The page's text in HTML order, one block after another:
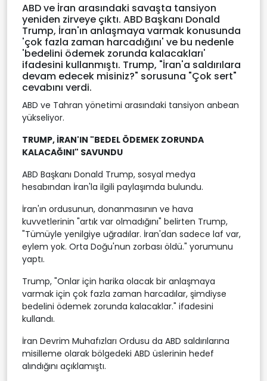
ABD ve İran arasındaki savaşta tansiyon
yeniden zirveye çıktı. ABD Başkanı Donald
Trump, İran'ın anlaşmaya varmak konusunda
'çok fazla zaman harcadığını' ve bu nedenle
'bedelini ödemek zorunda kalacakları'
ifadesini kullanmıştı. Trump, "İran'a saldırılara
devam edecek misiniz?" sorusuna "Çok sert"
cevabını verdi.
ABD ve Tahran yönetimi arasındaki tansiyon anbean
yükseliyor.
TRUMP, İRAN'IN "BEDEL ÖDEMEK ZORUNDA
KALACAĞINI" SAVUNDU
ABD Başkanı Donald Trump, sosyal medya
hesabından İran'la ilgili paylaşımda bulundu.
İran'ın ordusunun, donanmasının ve hava
kuvvetlerinin "artık var olmadığını" belirten Trump,
"Tümüyle yenilgiye uğradılar. İran'dan sadece laf var,
eylem yok. Orta Doğu'nun zorbası öldü." yorumunu
yaptı.
Trump, "Onlar için harika olacak bir anlaşmaya
varmak için çok fazla zaman harcadılar, şimdiyse
bedelini ödemek zorunda kalacaklar." ifadesini
kullandı.
İran Devrim Muhafızları Ordusu da ABD saldırılarına
misilleme olarak bölgedeki ABD üslerinin hedef
alındığını açıklamıştı.